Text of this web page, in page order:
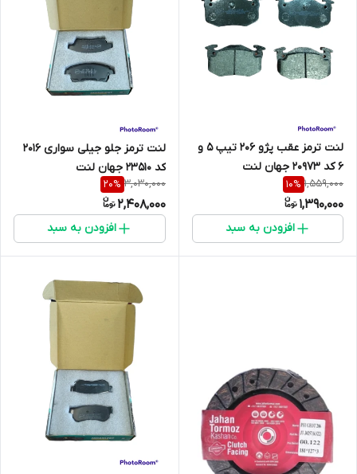
لنت ترمز عقب پژو 206 تیپ 5 و
6 کد 20973 جهان لنت
1,559,000
10%
1,390,000
افزودن به سبد
لنت ترمز جلو جیلی سواری 2016
کد 23510 جهان لنت
3,030,000
20%
2,408,000
افزودن به سبد